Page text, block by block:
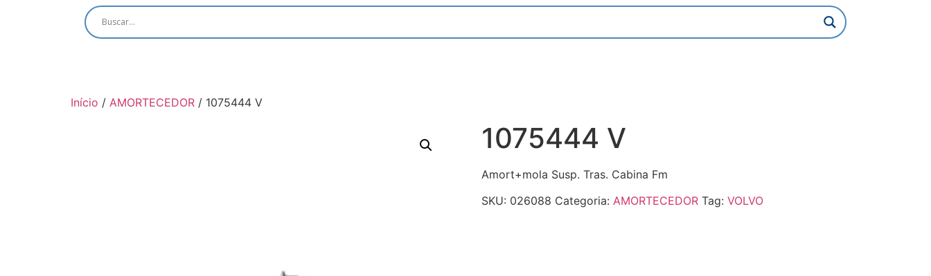
Início / AMORTECEDOR / 1075444 V
1075444 V
Amort+mola Susp. Tras. Cabina Fm
SKU: 026088 Categoria: AMORTECEDOR Tag: VOLVO